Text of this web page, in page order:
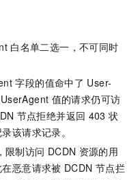
白名单二选一，不可同时
字段的值命中了 User-
UserAgent 值的请求仍可访
节点拒绝并返回 403 状
该请求记录。
限制访问 DCDN 资源的用
恶意请求被 DCDN 节点拦